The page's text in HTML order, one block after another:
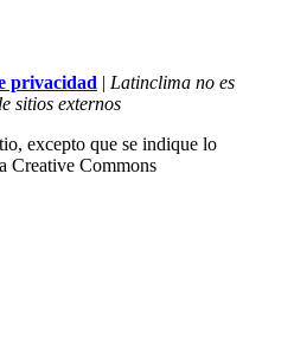
privacidad | Latinclima no es
sitios externos
excepto que se indique lo
Creative Commons